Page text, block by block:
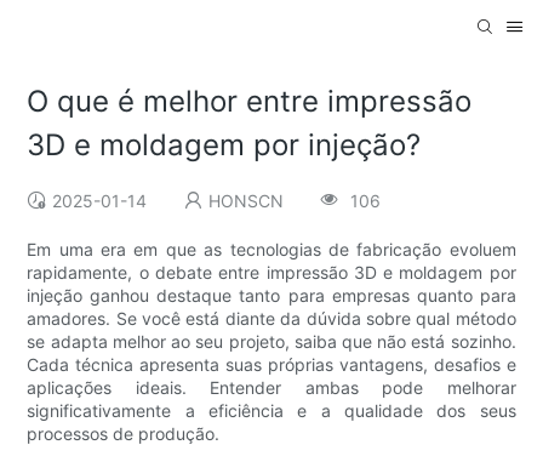
O que é melhor entre impressão
3D e moldagem por injeção?
2025-01-14 HONSCN 106
Em uma era em que as tecnologias de fabricação evoluem
rapidamente, o debate entre impressão 3D e moldagem por
injeção ganhou destaque tanto para empresas quanto para
amadores. Se você está diante da dúvida sobre qual método
se adapta melhor ao seu projeto, saiba que não está sozinho.
Cada técnica apresenta suas próprias vantagens, desafios e
aplicações ideais. Entender ambas pode melhorar
significativamente a eficiência e a qualidade dos seus
processos de produção.